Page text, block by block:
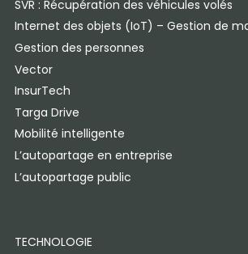
SVR : Récupération des véhicules volés
Internet des objets (IoT) – Gestion de
Gestion des personnes
Vector
InsurTech
Targa Drive
Mobilité intelligente
L’autopartage en entreprise
L’autopartage public
TECHNOLOGIE